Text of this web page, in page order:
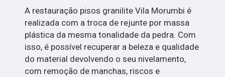
A restauração pisos granilite Vila Morumbi é
realizada com a troca de rejunte por massa
plástica da mesma tonalidade da pedra. Com
isso, é possível recuperar a beleza e qualidade
do material devolvendo o seu nivelamento,
com remoção de manchas, riscos e